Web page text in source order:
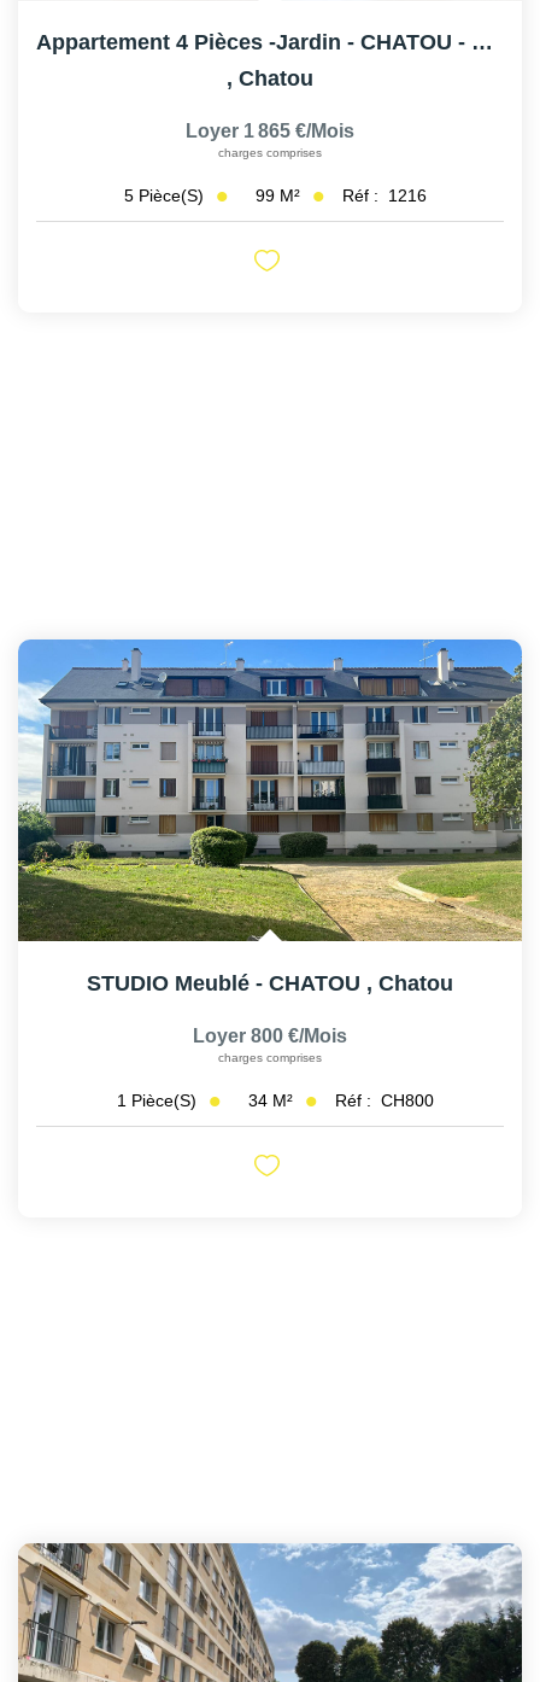
Appartement 4 Pièces -Jardin - CHATOU - 2 Place De Parking
, Chatou
Loyer 1 865 €/mois
charges comprises
5 Pièce(s) 99 M² Réf : 1216
STUDIO Meublé - CHATOU , Chatou
Loyer 800 €/mois
charges comprises
1 Pièce(s) 34 M² Réf : CH800